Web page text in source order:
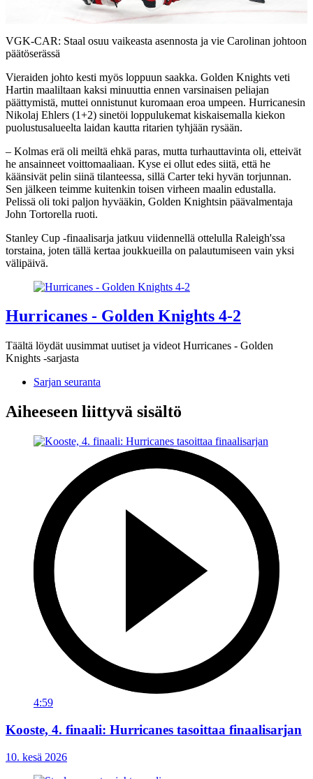
Video
VGK-CAR: Staal osuu vaikeasta asennosta ja vie Carolinan johtoon
päätöserässä
Vieraiden johto kesti myös loppuun saakka. Golden Knights veti
Hartin maaliltaan kaksi minuuttia ennen varsinaisen peliajan
päättymistä, muttei onnistunut kuromaan eroa umpeen. Hurricanesin
Nikolaj Ehlers (1+2) sinetöi loppulukemat kiskaisemalla kiekon
puolustusalueelta laidan kautta ritarien tyhjään rysään.
– Kolmas erä oli meiltä ehkä paras, mutta turhauttavinta oli, etteivät
he ansainneet voittomaaliaan. Kyse ei ollut edes siitä, että he
käänsivät pelin siinä tilanteessa, sillä Carter teki hyvän torjunnan.
Sen jälkeen teimme kuitenkin toisen virheen maalin edustalla.
Pelissä oli toki paljon hyvääkin, Golden Knightsin päävalmentaja
John Tortorella ruoti.
Stanley Cup -finaalisarja jatkuu viidennellä ottelulla Raleigh'ssa
torstaina, joten tällä kertaa joukkueilla on palautumiseen vain yksi
välipäivä.
Hurricanes - Golden Knights 4-2
Täältä löydät uusimmat uutiset ja videot Hurricanes - Golden
Knights -sarjasta
Sarjan seuranta
Aiheeseen liittyvä sisältö
4:59
Kooste, 4. finaali: Hurricanes tasoittaa finaalisarjan
10. kesä 2026